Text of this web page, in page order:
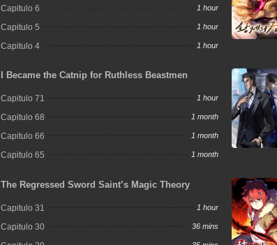
Capitulo 6 1 hour
Capitulo 5 1 hour
Capitulo 4 1 hour
I Became the Catnip for Ruthless Beastmen
Capitulo 71 1 hour
Capitulo 68 1 month
Capitulo 66 1 month
Capitulo 65 1 month
The Regressed Sword Saint’s Magic Theory
Capitulo 31 1 hour
Capitulo 30 36 mins